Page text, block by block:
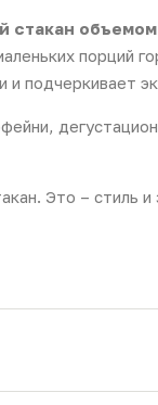
стакан
порций
и подчеркивает
Это – стиль